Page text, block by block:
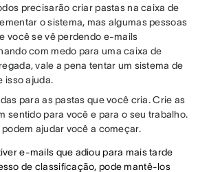
precisarão criar pastas na caixa de
o sistema, mas algumas pessoas
você se vê perdendo e-mails
com medo para uma caixa de
vale a pena tentar um sistema de
isso ajuda.
para as pastas que você cria. Crie as
sentido para você e para o seu trabalho.
ajudar você a começar.
e-mails que adiou para mais tarde
de classificação, pode mantê-los